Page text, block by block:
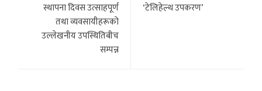
स्थापना दिवस उत्साहपूर्ण
तथा व्यवसायीहरूको
उल्लेखनीय उपस्थितिबीच
सम्पन्न
‘टेलिहेल्थ उपकरण’